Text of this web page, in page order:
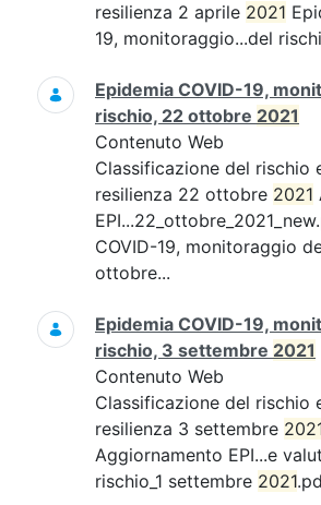
resilienza 2 aprile 2021
19, monitoraggio...del
Epidemia COVID-19,
rischio, 22 ottobre 2021
Contenuto Web
Classificazione del rischio
resilienza 22 ottobre 2021
COVID-19, monitoraggio
ottobre...
Epidemia COVID-19,
rischio, 3 settembre 2021
Contenuto Web
Classificazione del rischio
resilienza 3 settembre
Aggiornamento EPI...e
rischio_1 settembre 2021